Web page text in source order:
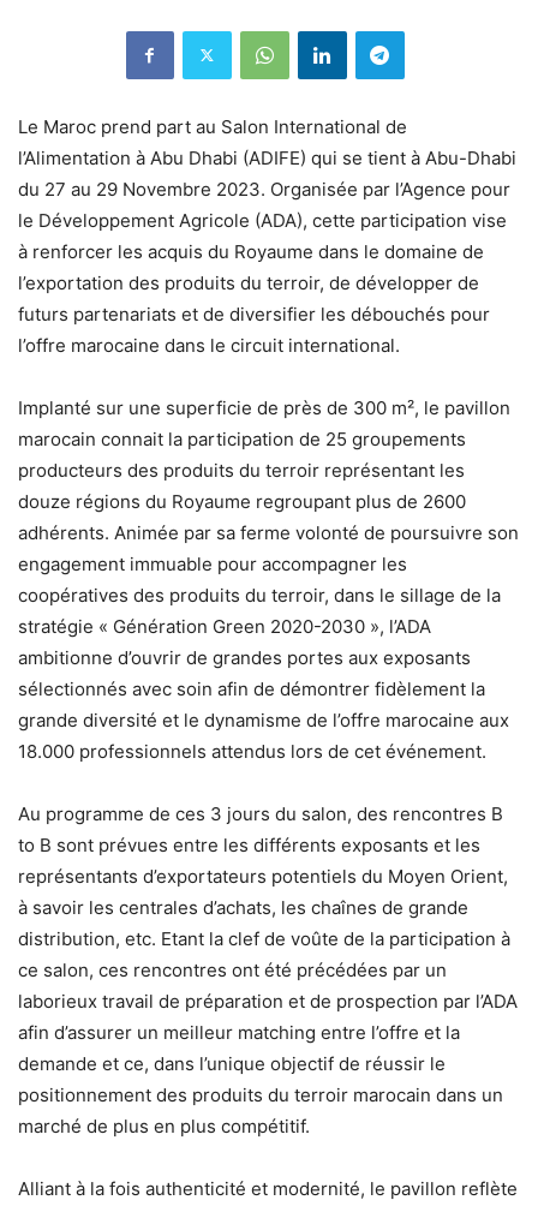
Le Maroc prend part au Salon International de
l’Alimentation à Abu Dhabi (ADIFE) qui se tient à Abu-Dhabi
du 27 au 29 Novembre 2023. Organisée par l’Agence pour
le Développement Agricole (ADA), cette participation vise
à renforcer les acquis du Royaume dans le domaine de
l’exportation des produits du terroir, de développer de
futurs partenariats et de diversifier les débouchés pour
l’offre marocaine dans le circuit international.
Implanté sur une superficie de près de 300 m², le pavillon
marocain connait la participation de 25 groupements
producteurs des produits du terroir représentant les
douze régions du Royaume regroupant plus de 2600
adhérents. Animée par sa ferme volonté de poursuivre son
engagement immuable pour accompagner les
coopératives des produits du terroir, dans le sillage de la
stratégie « Génération Green 2020-2030 », l’ADA
ambitionne d’ouvrir de grandes portes aux exposants
sélectionnés avec soin afin de démontrer fidèlement la
grande diversité et le dynamisme de l’offre marocaine aux
18.000 professionnels attendus lors de cet événement.
Au programme de ces 3 jours du salon, des rencontres B
to B sont prévues entre les différents exposants et les
représentants d’exportateurs potentiels du Moyen Orient,
à savoir les centrales d’achats, les chaînes de grande
distribution, etc. Etant la clef de voûte de la participation à
ce salon, ces rencontres ont été précédées par un
laborieux travail de préparation et de prospection par l’ADA
afin d’assurer un meilleur matching entre l’offre et la
demande et ce, dans l’unique objectif de réussir le
positionnement des produits du terroir marocain dans un
marché de plus en plus compétitif.
Alliant à la fois authenticité et modernité, le pavillon reflète